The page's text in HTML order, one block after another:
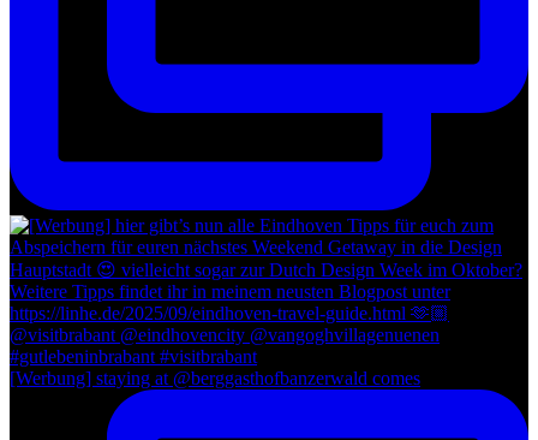
[Werbung] staying at @berggasthofbanzerwald comes